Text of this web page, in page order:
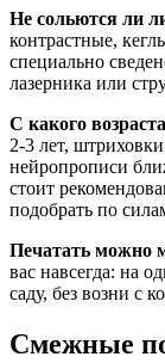
Тренажер
Тренажер
Тренируем
Третий
Умные
Успеть за
Учусь писать
Цифры и
Читаем по
Читаем с
Чтение
Шипящие
Не сольются ли
контрастные,
специально
лазерника или
С какого
2-3 лет,
нейропрописи
стоит
подобрать по
Печатать можно
вас навсегда: на
саду, без возни с
Смежные